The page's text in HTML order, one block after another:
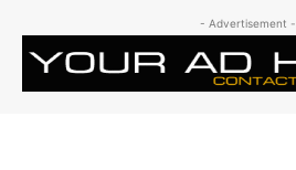
- Advertisement -